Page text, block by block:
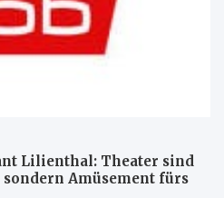
Lilienthal: Theater sind
Amüsement fürs